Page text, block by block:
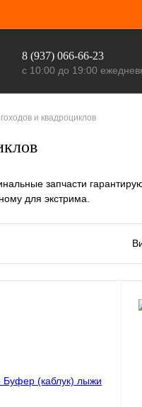
8 (937) 066-66-23
с 10:00 до 19:00
и квадроциклов
запчасти
для экстрима.